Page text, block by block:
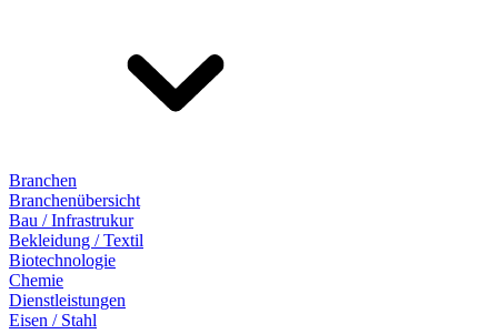
Branchen
Branchenübersicht
Bau / Infrastrukur
Bekleidung / Textil
Biotechnologie
Chemie
Dienstleistungen
Eisen / Stahl